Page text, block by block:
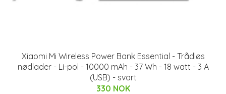
Xiaomi Mi Wireless Power Bank Essential - Trådløs
nødlader - Li-pol - 10000 mAh - 37 Wh - 18 watt - 3 A
(USB) - svart
330 NOK